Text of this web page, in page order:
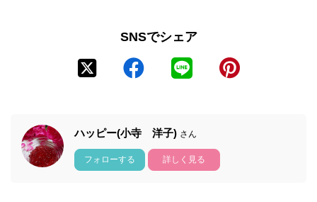
SNSでシェア
ハッピー(小寺 洋子) さん
フォローする 詳しく見る